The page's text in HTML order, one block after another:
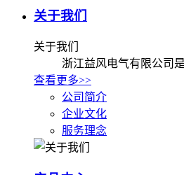
关于我们
关于我们
浙江益风电气有限公司
查看更多>>
公司简介
企业文化
服务理念